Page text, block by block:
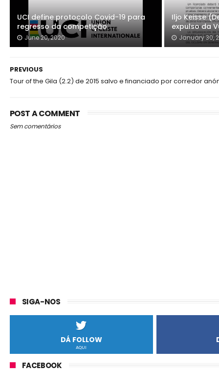
UCI define protocolo Covid-19 para
regresso da competição
June 20, 2020
Iljo Keisse
expulso da
January 30,
PREVIOUS
Tour of the Gila (2.2) de 2015 salvo e financiado por corredor
POST A COMMENT
Sem comentários
SIGA-NOS
DÁ FOLLOW
AQUI
FACEBOOK